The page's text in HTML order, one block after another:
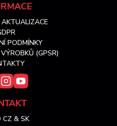
PODMÍNKY
(GPSR)
CZ & SK